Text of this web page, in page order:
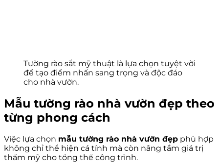
Tường rào sắt mỹ thuật là lựa chọn tuyệt vời
để tạo điểm nhấn sang trọng và độc đáo
cho nhà vườn.
Mẫu tường rào nhà vườn đẹp theo
từng phong cách
Việc lựa chọn mẫu tường rào nhà vườn đẹp phù hợp
không chỉ thể hiện cá tính mà còn nâng tầm giá trị
thẩm mỹ cho tổng thể công trình.